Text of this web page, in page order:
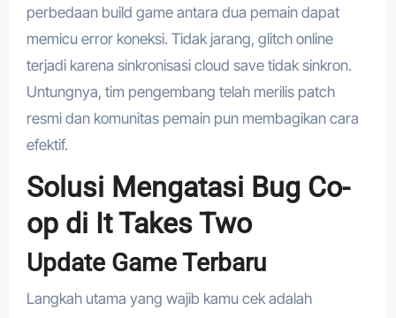
perbedaan build game antara dua pemain dapat
memicu error koneksi. Tidak jarang, glitch online
terjadi karena sinkronisasi cloud save tidak sinkron.
Untungnya, tim pengembang telah merilis patch
resmi dan komunitas pemain pun membagikan cara
efektif.
Solusi Mengatasi Bug Co-
op di It Takes Two
Update Game Terbaru
Langkah utama yang wajib kamu cek adalah